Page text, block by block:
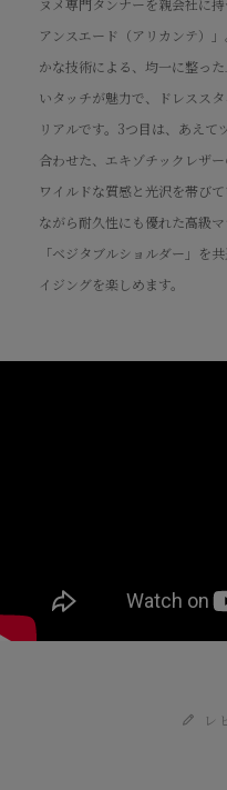
アンスエード（アリカンテ）
かな技術による、均一に整っ
いタッチが魅力で、ドレスス
リアルです。3つ目は、あえて
合わせた、エキゾチックレザ
ワイルドな質感と光沢を帯び
ながら耐久性にも優れた高級
「ベジタブルショルダー」を
イジングを楽しめます。
レ